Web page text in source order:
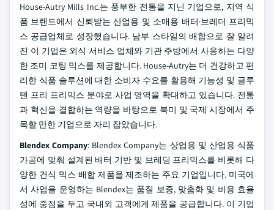
House-Autry Mills Inc.는 풍부한 전통을 지닌 기업으로, 지역 식
품 브랜드에서 신뢰받는 산업용 및 소매용 배터·브레더 프리믹
스 공급업체로 성장했습니다. 남부 스타일의 배합으로 잘 알려
진 이 기업은 외식 서비스 업체와 기관 주방에서 사용하는 다양
한 조미 코팅 믹스를 제공합니다. House-Autry는 더 건강하고 편
리한 식품 솔루션에 대한 소비자 수요를 활용해 기능성 및 글루
텐 프리 프리믹스 분야로 사업 영역을 확대하고 있습니다. 전통
과 혁신을 결합하는 역량을 바탕으로 북미 및 국제 시장에서 주
목할 만한 기업으로 자리 잡았습니다.
Blendex Company: Blendex Company는 상업용 및 산업용 식품
가공에 맞춰 설계된 배터 기반 및 브레딩 프리믹스를 비롯해 다
양한 건식 믹스 배합 제품을 제조하는 주요 기업입니다. 미국에
서 사업을 운영하는 Blendex는 품질 보증, 맞춤화 및 비용 효율
성에 중점을 두고 국내외 고객에게 제품을 공급합니다. 이 기업